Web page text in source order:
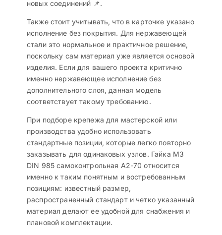
новых соединений 📌.
Также стоит учитывать, что в карточке указано
исполнение без покрытия. Для нержавеющей
стали это нормальное и практичное решение,
поскольку сам материал уже является основой
изделия. Если для вашего проекта критично
именно нержавеющее исполнение без
дополнительного слоя, данная модель
соответствует такому требованию.
При подборе крепежа для мастерской или
производства удобно использовать
стандартные позиции, которые легко повторно
заказывать для одинаковых узлов. Гайка M3
DIN 985 самоконтрольная A2-70 относится
именно к таким понятным и востребованным
позициям: известный размер,
распространенный стандарт и четко указанный
материал делают ее удобной для снабжения и
плановой комплектации.